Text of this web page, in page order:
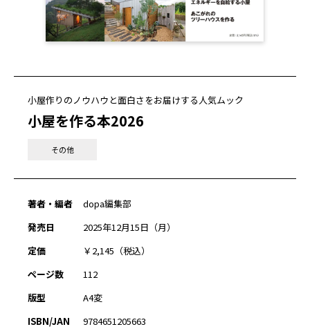
小屋作りのノウハウと面白さをお届けする人気ムック
小屋を作る本2026
その他
著者・編者
dopa編集部
発売日
2025年12月15日（月）
定価
￥2,145（税込）
ページ数
112
版型
A4変
ISBN/JAN
9784651205663